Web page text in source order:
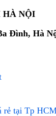
HÀ NỘI
Đình, Hà
rẻ tại Tp